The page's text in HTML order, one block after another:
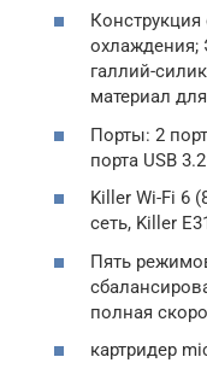
охлаждения;
галлий-
материал
Порты: 2
порта USB
Killer Wi-Fi 6
сеть, Killer
Пять
полная
картридер